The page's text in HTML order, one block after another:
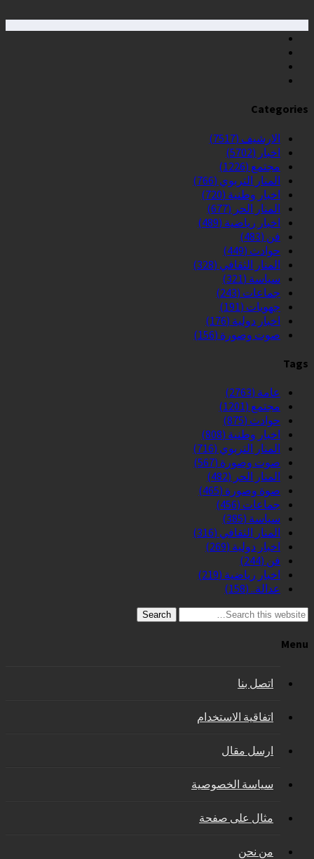
Categories
الارشيف (7517)
اخبار (5702)
مجتمع (1226)
المنار التربوي (766)
اخبار وطنية (720)
المنار الحر (677)
اخبار رياضية (489)
فن (483)
حوادث (449)
المنار الثقافي (328)
سياسة (321)
جماعات (243)
جهويات (191)
اخبار دولية (176)
صوت وصورة (156)
Tags
عامة (2763)
مجتمع (1201)
حوادث (875)
اخبار وطنية (808)
المنار التربوي (716)
صوت وصورة (567)
المنار الحر (482)
صوة وصورة (465)
جماعات (456)
سياسة (385)
المنار الثقافي (316)
اخبار دولية (269)
فن (244)
اخبار رياضية (219)
عدالة.. (158)
Search
Menu
اتصل بنا
اتفاقية الاستخدام
ارسل مقال
سياسة الخصوصية
مثال على صفحة
من نحن